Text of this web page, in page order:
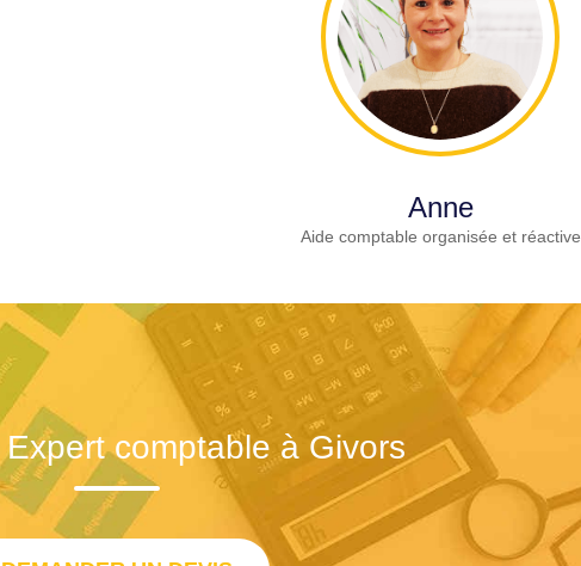
Anne
Aide comptable organisée et réactive
comptable à Givors